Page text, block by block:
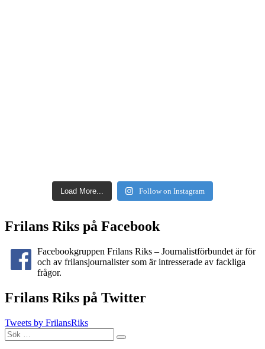
Load More... Follow on Instagram
Frilans Riks på Facebook
Facebookgruppen Frilans Riks – Journalistförbundet är för
och av frilansjournalister som är intresserade av fackliga
frågor.
Frilans Riks på Twitter
Tweets by FrilansRiks
Sök
efter:
Sök